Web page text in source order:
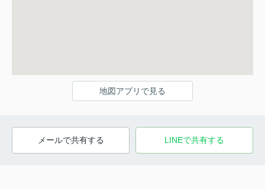
地図アプリで見る
メールで共有する LINEで共有する